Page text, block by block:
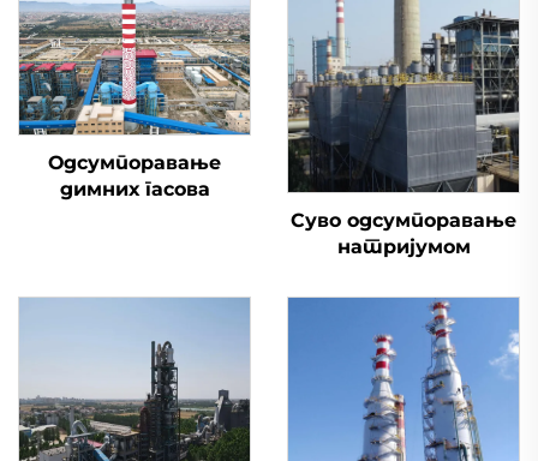
Одсумпоравање
димних гасова
Суво одсумпоравање
натријумом